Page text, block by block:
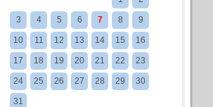
3 4 5 6 7 8 9
10 11 12 13 14 15 16
17 18 19 20 21 22 23
24 25 26 27 28 29 30
31